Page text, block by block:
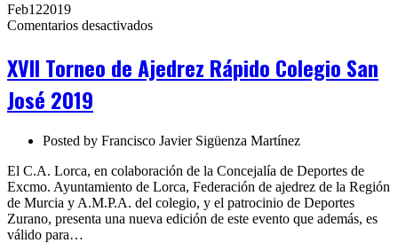
Feb122019
Comentarios desactivadosen
de
San
2019
XVII Torneo de Ajedrez Rápido Colegio San
José 2019
Posted by Francisco Javier Sigüenza Martínez
El C.A. Lorca, en colaboración de la Concejalía de Deportes de
Excmo. Ayuntamiento de Lorca, Federación de ajedrez de la Región
de Murcia y A.M.P.A. del colegio, y el patrocinio de Deportes
Zurano, presenta una nueva edición de este evento que además, es
válido para…